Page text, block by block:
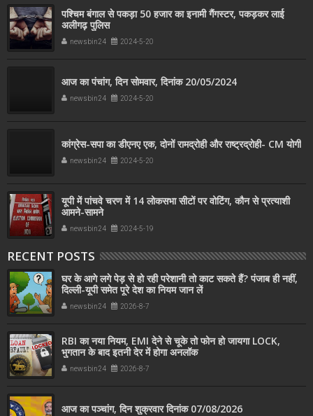
पश्चिम बंगाल से पकड़ा 50 हजार का इनामी गैंगस्टर, पकड़कर लाई
अलीगढ़ पुलिस
newsbin24 2024-5-20
आज का पंचांग, दिन सोमवार, दिनांक 20/05/2024
newsbin24 2024-5-20
कांग्रेस-सपा का डीएनए एक, दोनों रामद्रोही और राष्ट्रद्रोही- CM योगी
newsbin24 2024-5-20
यूपी में पांचवे चरण में 14 लोकसभा सीटों पर वोटिंग, कौन से प्रत्याशी
आमने-सामने
newsbin24 2024-5-19
RECENT POSTS
घर के आगे लगे पेड़ से हो रही परेशानी तो काट सकते हैं? पंजाब ही नहीं,
दिल्‍ली-यूपी समेत पूरे देश का नियम जान लें
newsbin24 2026-8-7
RBI का नया नियम, EMI देने से चूके तो फोन हो जायगा LOCK,
भुगतान के बाद इतनी देर में होगा अनलॉक
newsbin24 2026-8-7
आज का पञ्चांग, दिन शुक्रवार दिनांक 07/08/2026